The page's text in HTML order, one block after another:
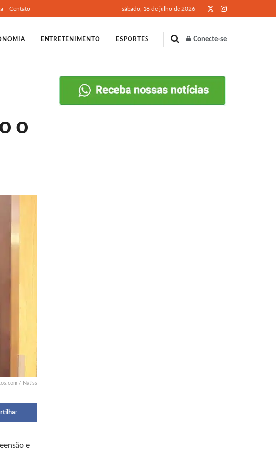
Contato sábado, 18 de julho de 2026
ENTRETENIMENTO ESPORTES Conecte-se
o
/ Natiss
e